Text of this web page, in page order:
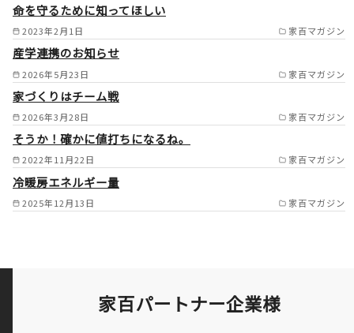
市/島本町/大山崎町/長岡京市/
京都市/宇治市/京田辺市/八幡
市/交野市/城陽市/寝屋川市/守
口市/門真市/東大阪市/堺市/和
市/八尾市/柏原市/大阪市/高石
市/和泉大津市/生駒市/奈良市/
大和郡山市/天理市/相楽郡/平
群郡 /
2023年2月1日 家百マガジン
命を守るために知ってほしい
2026年5月23日 家百マガジン
産学連携のお知らせ
2026年3月28日 家百マガジン
家づくりはチーム戦
2022年11月22日 家百マガジン
そうか！確かに値打ちになるね。
2025年12月13日 家百マガジン
冷暖房エネルギー量
家百パートナー企業様